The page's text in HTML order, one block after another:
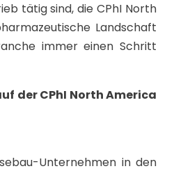
tätig sind, die CPhI North
Landschaft
immer einen Schritt
der CPhI North America
Unternehmen in den